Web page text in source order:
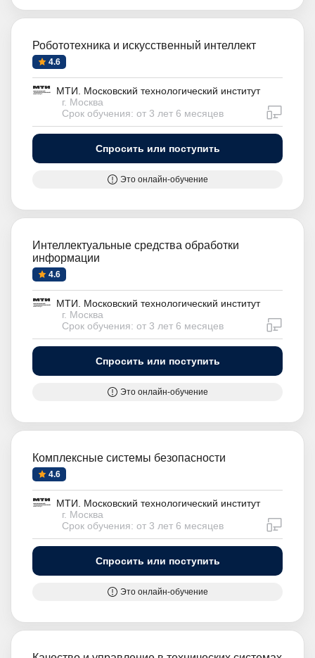
Робототехника и искусственный интеллект
4.6
МТИ. Московский технологический институт
г. Москва
Срок обучения: от 3 лет 6 месяцев
Спросить или поступить
Это онлайн-обучение
Интеллектуальные средства обработки
информации
4.6
МТИ. Московский технологический институт
г. Москва
Срок обучения: от 3 лет 6 месяцев
Спросить или поступить
Это онлайн-обучение
Комплексные системы безопасности
4.6
МТИ. Московский технологический институт
г. Москва
Срок обучения: от 3 лет 6 месяцев
Спросить или поступить
Это онлайн-обучение